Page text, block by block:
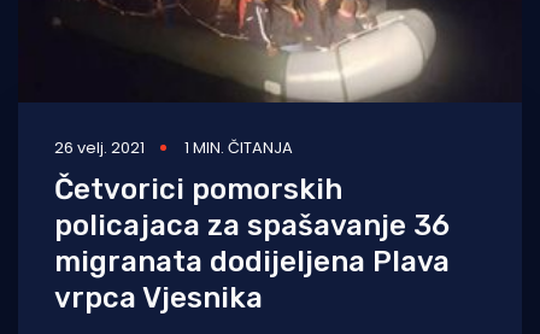
26 velj. 2021 1 MIN. ČITANJA
Četvorici pomorskih
policajaca za spašavanje 36
migranata dodijeljena Plava
vrpca Vjesnika